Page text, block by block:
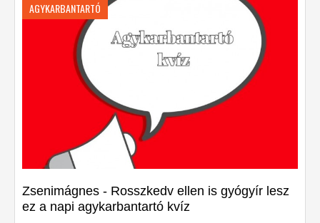
AGYKARBANTARTÓ
Zsenimágnes - Rosszkedv ellen is gyógyír lesz
ez a napi agykarbantartó kvíz